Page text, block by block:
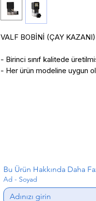
VALF BOBİNİ (ÇAY KAZANI)
- Birinci sınıf kalitede
- Her ürün modeline uygun
Bu Ürün Hakkında Daha
Ad - Soyad